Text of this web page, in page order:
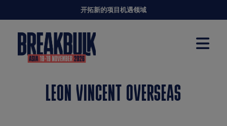
开拓新的项目机遇领域
LEON VINCENT OVERSEAS